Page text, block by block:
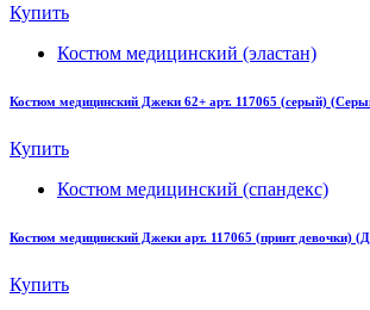
Купить
Костюм медицинский (эластан)
Костюм медицинский Джеки 62+ арт. 117065 (серый)
Купить
Костюм медицинский (спандекс)
Костюм медицинский Джеки арт. 117065 (принт девочки)
Купить